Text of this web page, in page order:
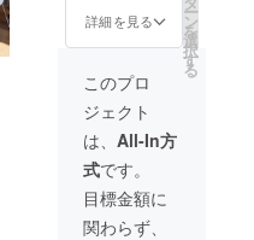
WEB
ページ
載につ
きまし
ても、
長く続
けたい
と考え
ており
ます
届けし
ます。
未来を
ともに
支え、
つなが
りを育
んでい
ただけ
る特別
入くだ
さい。
未来
の場所
の灯り
に支え
ていた
だける
方に
ガラス
びWEB
ページ
にお名
前を掲
載させ
ていた
だきま
して、
や想い
を届け
ていた
だける
地域応
援型の
特別
コース
です。
載させ
す。 カ
レン
ダーは
毎月約
300枚を
地域へ
配付し
てお
り、多
をお送
りしま
す。 さ
らに、
クラウ
ドファ
ンディ
ング限
定デザ
インの
活動館
オリジ
詳細を見る ー
ン
を
選
択
す
る
このプロ
ジェクト
は、 All-In方
式です。
目標金額に
関わらず、